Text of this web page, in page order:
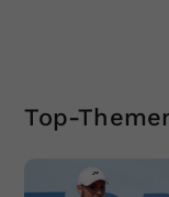
Top-